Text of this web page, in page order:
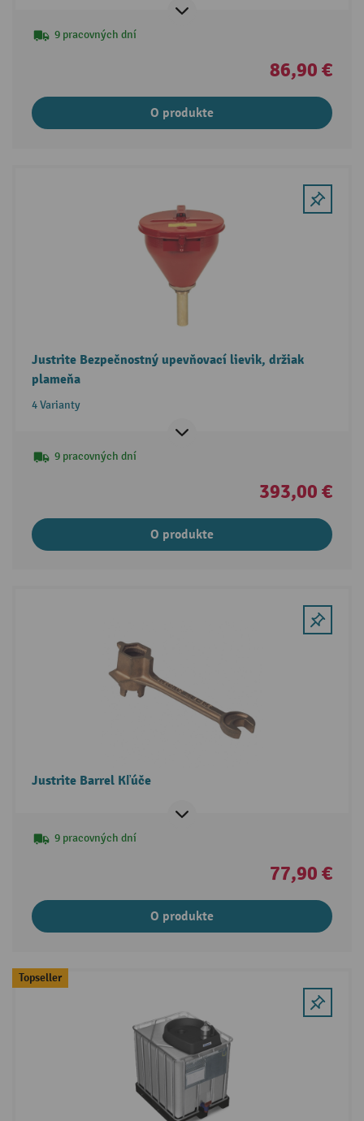
9 pracovných dní
86,90 €
O produkte
Justrite Bezpečnostný upevňovací lievik, držiak
plameňa
4 Varianty
9 pracovných dní
393,00 €
O produkte
Justrite Barrel Kľúče
9 pracovných dní
77,90 €
O produkte
Topseller